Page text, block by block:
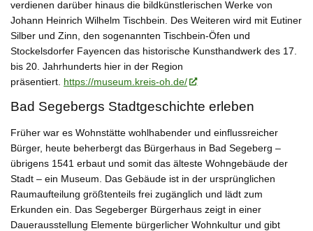
verdienen darüber hinaus die bildkünstlerischen Werke von
Johann Heinrich Wilhelm Tischbein. Des Weiteren wird mit Eutiner
Silber und Zinn, den sogenannten Tischbein-Öfen und
Stockelsdorfer Fayencen das historische Kunsthandwerk des 17.
bis 20. Jahrhunderts hier in der Region
präsentiert. https://museum.kreis-oh.de/
Bad Segebergs Stadtgeschichte erleben
Früher war es Wohnstätte wohlhabender und einflussreicher
Bürger, heute beherbergt das Bürgerhaus in Bad Segeberg –
übrigens 1541 erbaut und somit das älteste Wohngebäude der
Stadt – ein Museum. Das Gebäude ist in der ursprünglichen
Raumaufteilung größtenteils frei zugänglich und lädt zum
Erkunden ein. Das Segeberger Bürgerhaus zeigt in einer
Dauerausstellung Elemente bürgerlicher Wohnkultur und gibt